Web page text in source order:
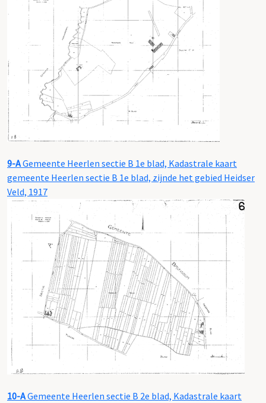
9-AGemeente Heerlen sectie B 1e blad, Kadastrale kaart
gemeente Heerlen sectie B 1e blad, zijnde het gebied Heidser
Veld, 1917
10-AGemeente Heerlen sectie B 2e blad, Kadastrale kaart